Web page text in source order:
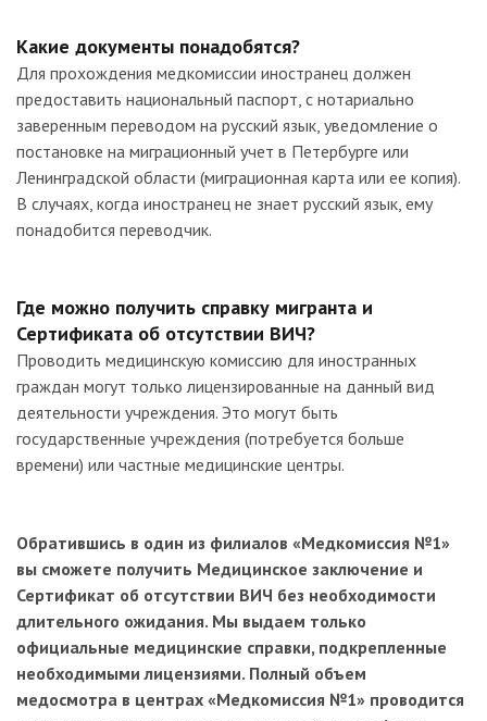
Какие документы понадобятся?
Для прохождения медкомиссии иностранец должен
предоставить национальный паспорт, с нотариально
заверенным переводом на русский язык, уведомление о
постановке на миграционный учет в Петербурге или
Ленинградской области (миграционная карта или ее копия).
В случаях, когда иностранец не знает русский язык, ему
понадобится переводчик.
Где можно получить справку мигранта и
Сертификата об отсутствии ВИЧ?
Проводить медицинскую комиссию для иностранных
граждан могут только лицензированные на данный вид
деятельности учреждения. Это могут быть
государственные учреждения (потребуется больше
времени) или частные медицинские центры.
Обратившись в один из филиалов «Медкомиссия №1»
вы сможете получить Медицинское заключение и
Сертификат об отсутствии ВИЧ без необходимости
длительного ожидания. Мы выдаем только
официальные медицинские справки, подкрепленные
необходимыми лицензиями. Полный объем
медосмотра в центрах «Медкомиссия №1» проводится